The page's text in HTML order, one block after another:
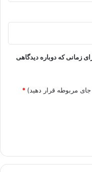
زمانی که دوباره دیدگاهی
مربوطه قرار دهید) *